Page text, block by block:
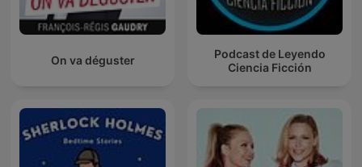
On va déguster
Podcast de Leyendo
Ciencia Ficción